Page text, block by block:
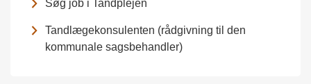
Søg job i Tandplejen
Tandlægekonsulenten (rådgivning til den
kommunale sagsbehandler)